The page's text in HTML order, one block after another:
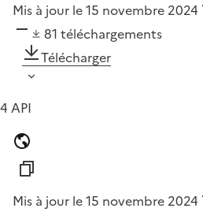
Mis à jour le 15 novembre 2024
81 téléchargements
Télécharger
4 API
Mis à jour le 15 novembre 2024